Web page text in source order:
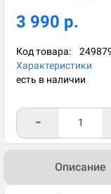
3 990 р.
Код товара:
Характеристики
есть в наличии
-
Описание